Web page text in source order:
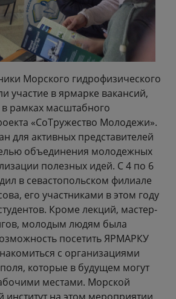
Морского гидрофизического
участие в ярмарке вакансий,
рамках масштабного
«СоТружество Молодежи».
для активных представителей
объединения молодежных
полезных идей. С 4 по 6
в севастопольском филиале
его участниками в этом году
Кроме лекций, мастер-
молодым людям была
посетить ЯРМАРКУ
с организациями
которые в будущем могут
местами. Морской